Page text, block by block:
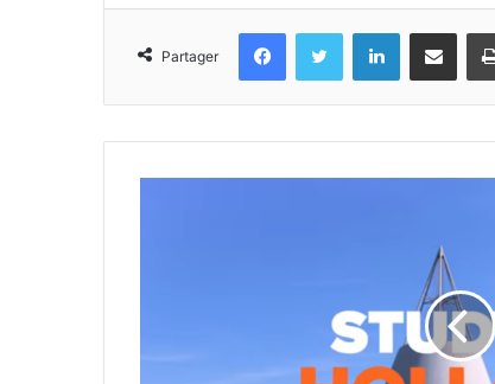
Partager
FacebookTwitter LinkedinPartager par email